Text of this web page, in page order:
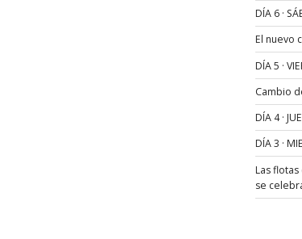
DÍA 6 ·
El nuevo
DÍA 5 ·
Cambio
DÍA 4 ·
DÍA 3 ·
Las
se